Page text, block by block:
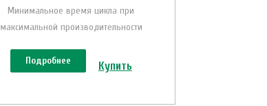
Минимальное время цикла при
максимальной производительности
Подробнее Купить